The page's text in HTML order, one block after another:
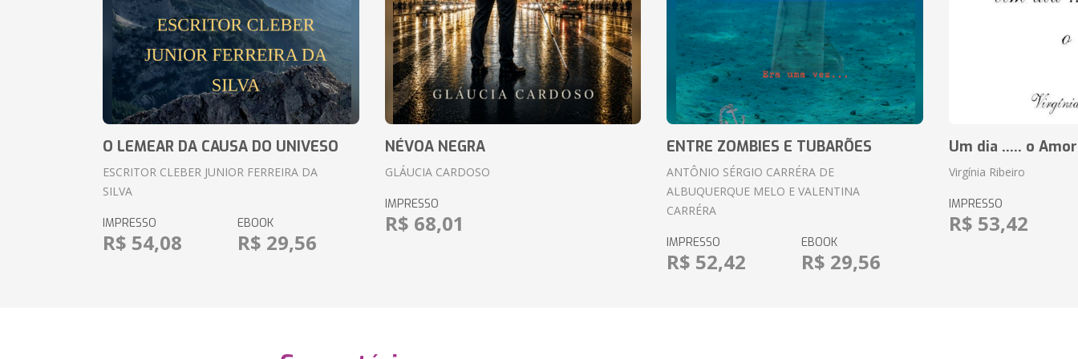
O LEMEAR DA CAUSA DO UNIVESO
ESCRITOR CLEBER JUNIOR FERREIRA DA
SILVA
IMPRESSO
R$ 54,08
EBOOK
R$ 29,56
NÉVOA NEGRA
GLÁUCIA CARDOSO
IMPRESSO
R$ 68,01
ENTRE ZOMBIES E TUBARÕES
ANTÔNIO SÉRGIO CARRÉRA DE
ALBUQUERQUE MELO E VALENTINA
CARRÉRA
IMPRESSO
R$ 52,42
EBOOK
R$ 29,56
Um dia ..... o Amor
Virgínia Ribeiro
IMPRESSO
R$ 53,42